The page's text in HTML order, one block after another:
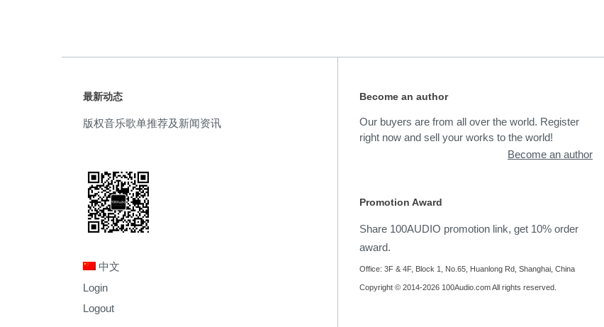
最新动态
版权音乐歌单推荐及新闻资讯
中文
Login
Logout
Become an author
Our buyers are from all over the world. Register
right now and sell your works to the world!
Become an author
Promotion Award
Share 100AUDIO promotion link, get 10% order
award.
Office: 3F & 4F, Block 1, No.65, Huanlong Rd, Shanghai, China
Copyright © 2014-2026 100Audio.com All rights reserved.